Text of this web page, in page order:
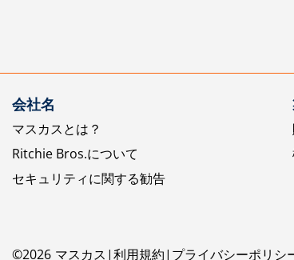
会社名
マスカスとは？
Ritchie Bros.について
セキュリティに関する勧告
©2026 マスカス 利用規約 プライバシーポリシ